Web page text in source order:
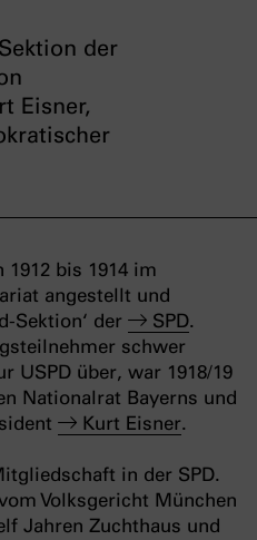
der
Eisner,
1912 bis 1914 im
angestellt und
Sektion‘ der
SPD.
schwer
USPD über, war 1918/19
Nationalrat Bayerns und
Kurt Eisner.
in der SPD.
Volksgericht München
Jahren Zuchthaus und